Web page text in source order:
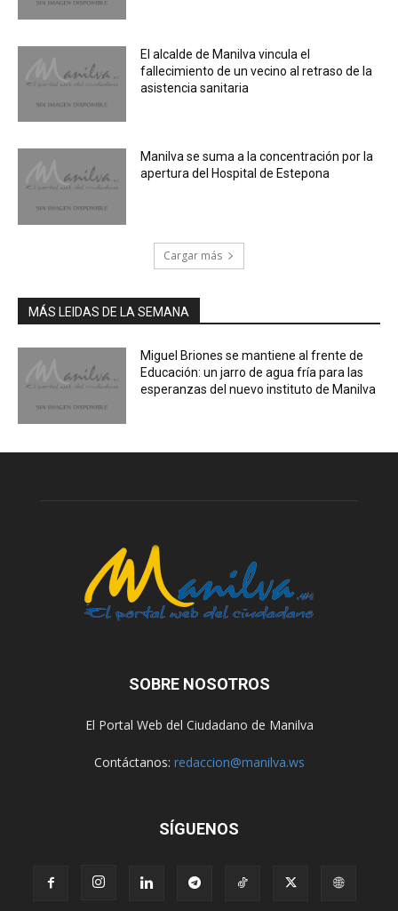
El alcalde de Manilva vincula el
fallecimiento de un vecino al retraso de la
asistencia sanitaria
Manilva se suma a la concentración por la
apertura del Hospital de Estepona
Cargar más
MÁS LEIDAS DE LA SEMANA
Miguel Briones se mantiene al frente de
Educación: un jarro de agua fría para las
esperanzas del nuevo instituto de Manilva
SOBRE NOSOTROS
El Portal Web del Ciudadano de Manilva
Contáctanos: redaccion@manilva.ws
SÍGUENOS